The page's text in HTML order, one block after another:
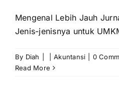
Mengenal Lebih Jauh
Jenis-jenisnya untuk
By Diah Akuntansi
0
Read More